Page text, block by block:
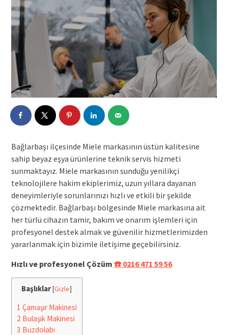
Bağlarbaşı ilçesinde Miele markasının üstün kalitesine
sahip beyaz eşya ürünlerine teknik servis hizmeti
sunmaktayız. Miele markasının sunduğu yenilikçi
teknolojilere hakim ekiplerimiz, uzun yıllara dayanan
deneyimleriyle sorunlarınızı hızlı ve etkili bir şekilde
çözmektedir. Bağlarbaşı bölgesinde Miele markasına ait
her türlü cihazın tamir, bakım ve onarım işlemleri için
profesyonel destek almak ve güvenilir hizmetlerimizden
yararlanmak için bizimle iletişime geçebilirsiniz.
Hızlı ve profesyonel Çözüm ☎️ 0216 471 59 56
Başlıklar[Gizle]
1 Çamaşır Makinesi
2 Bulaşık Makinesi
3 Buzdolabı